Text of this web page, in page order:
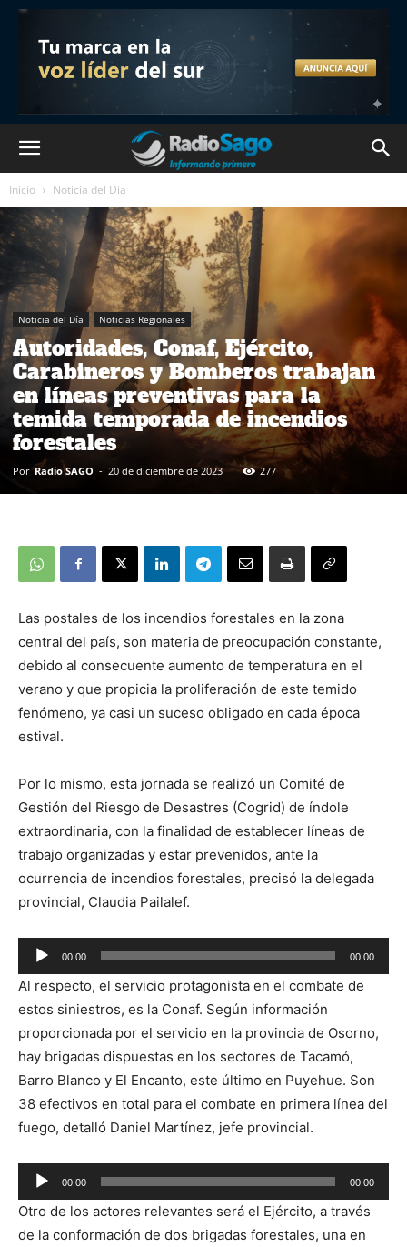
Inicio Noticia del Día
Noticia del Día Noticias Regionales
Autoridades, Conaf, Ejército,
Carabineros y Bomberos trabajan
en líneas preventivas para la
temida temporada de incendios
forestales
Por Radio SAGO - 20 de diciembre de 2023 277
Las postales de los incendios forestales en la zona
central del país, son materia de preocupación constante,
debido al consecuente aumento de temperatura en el
verano y que propicia la proliferación de este temido
fenómeno, ya casi un suceso obligado en cada época
estival.
Por lo mismo, esta jornada se realizó un Comité de
Gestión del Riesgo de Desastres (Cogrid) de índole
extraordinaria, con la finalidad de establecer líneas de
trabajo organizadas y estar prevenidos, ante la
ocurrencia de incendios forestales, precisó la delegada
provincial, Claudia Pailalef.
Reproductor
de
audio
00:00 00:00
Al respecto, el servicio protagonista en el combate de
estos siniestros, es la Conaf. Según información
proporcionada por el servicio en la provincia de Osorno,
hay brigadas dispuestas en los sectores de Tacamó,
Barro Blanco y El Encanto, este último en Puyehue. Son
38 efectivos en total para el combate en primera línea del
fuego, detalló Daniel Martínez, jefe provincial.
Reproductor
de
audio
00:00 00:00
Otro de los actores relevantes será el Ejército, a través
de la conformación de dos brigadas forestales, una en